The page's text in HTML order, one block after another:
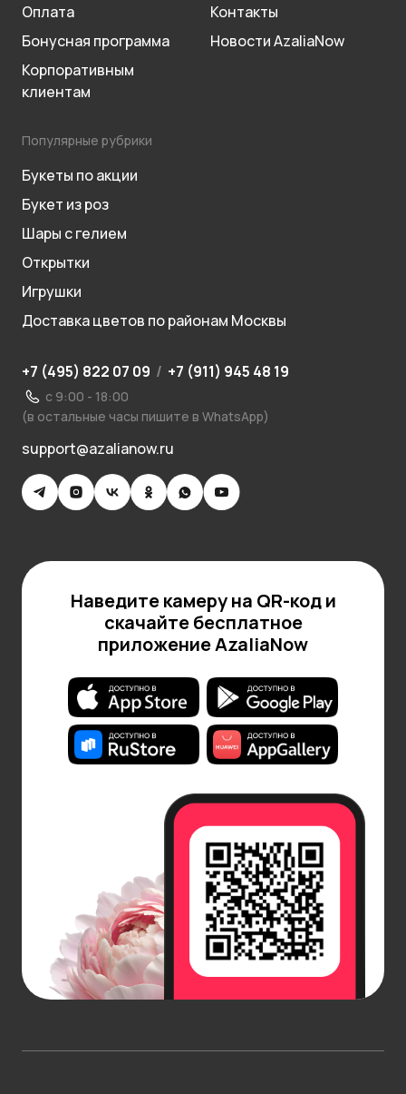
Оплата
Бонусная программа
Корпоративным
клиентам
Контакты
Новости AzaliaNow
Популярные рубрики
Букеты по акции
Букет из роз
Шары с гелием
Открытки
Игрушки
Доставка цветов по районам Москвы
+7 (495) 822 07 09 / +7 (911) 945 48 19
с 9:00 - 18:00
(в остальные часы пишите в WhatsApp)
support@azalianow.ru
Наведите камеру на QR-код и
скачайте бесплатное
приложение AzaliaNow